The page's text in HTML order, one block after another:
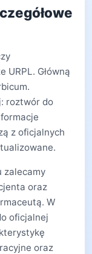
Główną
roztwór do
z oficjalnych
zalecamy
oraz
W
oficjalnej
oraz